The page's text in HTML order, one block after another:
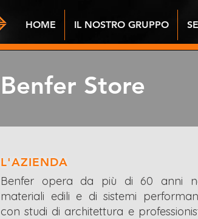
HOME IL NOSTRO GRUPPO
Benfer Store
L'AZIENDA
Benfer opera da più di 60 anni
materiali edili e di sistemi
con studi di architettura e